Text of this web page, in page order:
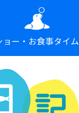
ョー・お食事タイム